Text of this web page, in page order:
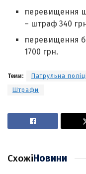
перевищення
– штраф 340
перевищення
1700 грн.
Теми: Патрульна
Штрафи
СхожіНовини